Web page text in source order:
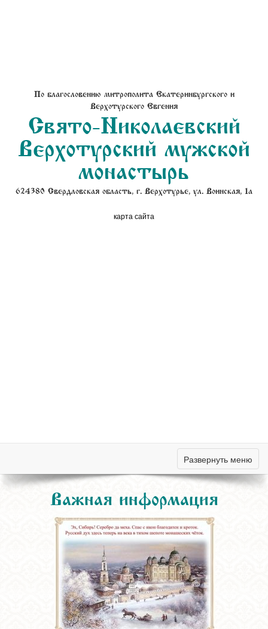
По благословению митрополита Екатеринбургского и
Верхотурского Евгения
Свято-Николаевский
Верхотурский мужской
монастырь
624380 Свердловская область, г. Верхотурье, ул. Воинская, 1а
карта сайта
Развернуть меню
Важная информация